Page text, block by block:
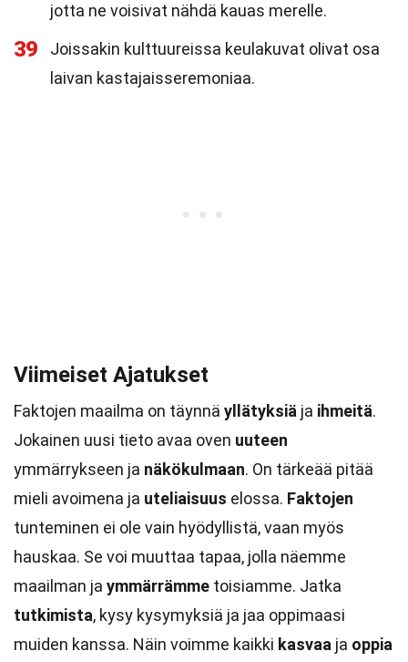
jotta ne voisivat nähdä kauas merelle.
39
Joissakin kulttuureissa keulakuvat olivat osa
laivan kastajaisseremoniaa.
Viimeiset Ajatukset
Faktojen maailma on täynnä yllätyksiä ja ihmeitä.
Jokainen uusi tieto avaa oven uuteen
ymmärrykseen ja näkökulmaan. On tärkeää pitää
mieli avoimena ja uteliaisuus elossa. Faktojen
tunteminen ei ole vain hyödyllistä, vaan myös
hauskaa. Se voi muuttaa tapaa, jolla näemme
maailman ja ymmärrämme toisiamme. Jatka
tutkimista, kysy kysymyksiä ja jaa oppimaasi
muiden kanssa. Näin voimme kaikki kasvaa ja oppia